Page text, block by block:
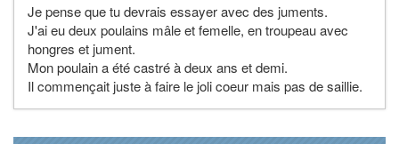
Je pense que tu devrais essayer avec des juments.
J'ai eu deux poulains mâle et femelle, en troupeau avec
hongres et jument.
Mon poulain a été castré à deux ans et demi.
Il commençait juste à faire le joli coeur mais pas de saillie.